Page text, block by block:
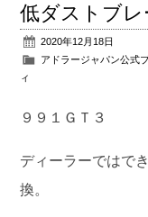
低ダストブレ
2020年12月18日
アドラージャパン公式
ィ
９９１ＧＴ３
ディーラーではで
換。